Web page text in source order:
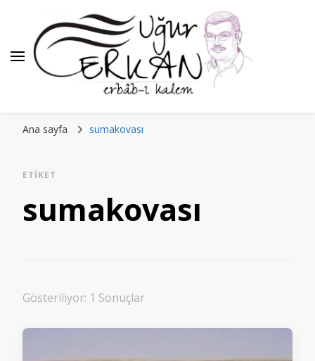
Ana sayfa sumakovası
ETIKET
sumakovası
Gösteriliyor: 1 Sonuçlar